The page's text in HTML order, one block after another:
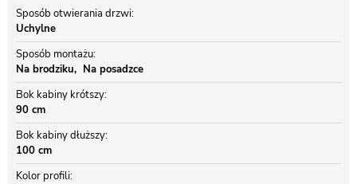
Sposób otwierania drzwi
Uchylne
Sposób montażu
Na brodziku
Na posadzce
Bok kabiny krótszy
90 cm
Bok kabiny dłuższy
100 cm
Kolor profili